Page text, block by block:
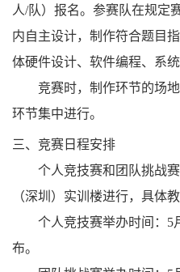
人/队）报名。参赛队在规定
内自主设计，制作符合题目
体硬件设计、软件编程、系
竞赛时，制作环节的场
环节集中进行。
三、竞赛日程安排
个人竞技赛和团队挑战
（深圳）实训楼进行，具体
个人竞技赛举办时间： 5
布。